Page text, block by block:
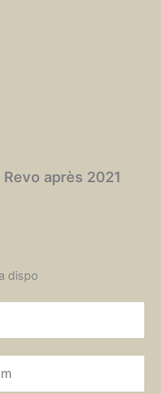
après 2021
dispo